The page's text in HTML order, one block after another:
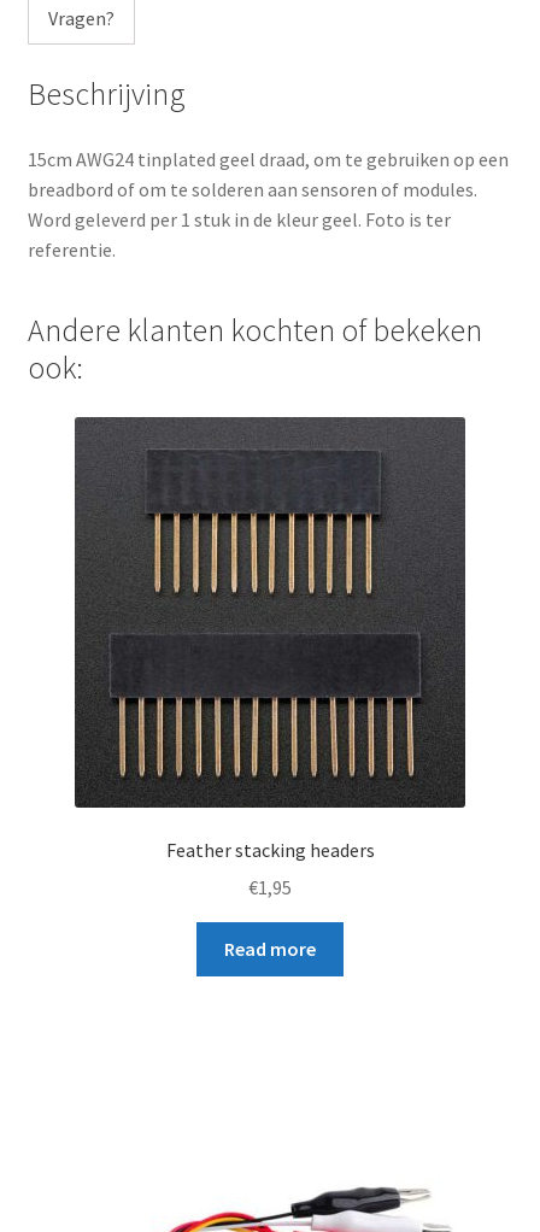
Vragen?
Beschrijving
15cm AWG24 tinplated geel draad, om te gebruiken op een
breadbord of om te solderen aan sensoren of modules.
Word geleverd per 1 stuk in de kleur geel. Foto is ter
referentie.
Andere klanten kochten of bekeken
ook:
Feather stacking headers
€1,95
Read more